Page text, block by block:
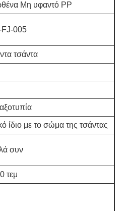
Μη υφαντό PP
FJ-005
τσάντα
ίδιο με το σώμα της τσάντας
συν
τεμ